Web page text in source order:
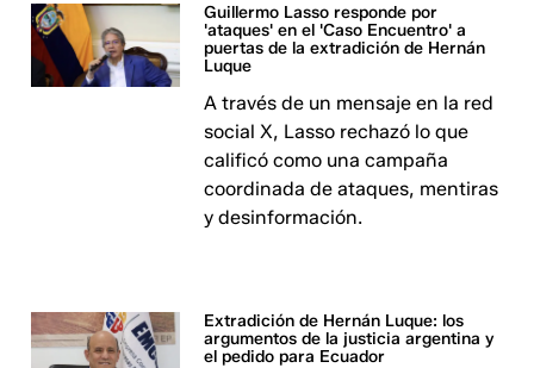
Guillermo Lasso responde por
'ataques' en el 'Caso Encuentro' a
puertas de la extradición de Hernán
Luque
A través de un mensaje en la red
social X, Lasso rechazó lo que
calificó como una campaña
coordinada de ataques, mentiras
y desinformación.
Extradición de Hernán Luque: los
argumentos de la justicia argentina y
el pedido para Ecuador